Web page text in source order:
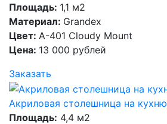
Площадь: 1,1 м2
Материал: Grandex
Цвет: A-401 Cloudy Mount
Цена: 13 000 рублей
Заказать
Акриловая столешница на кухню
Площадь: 4,4 м2